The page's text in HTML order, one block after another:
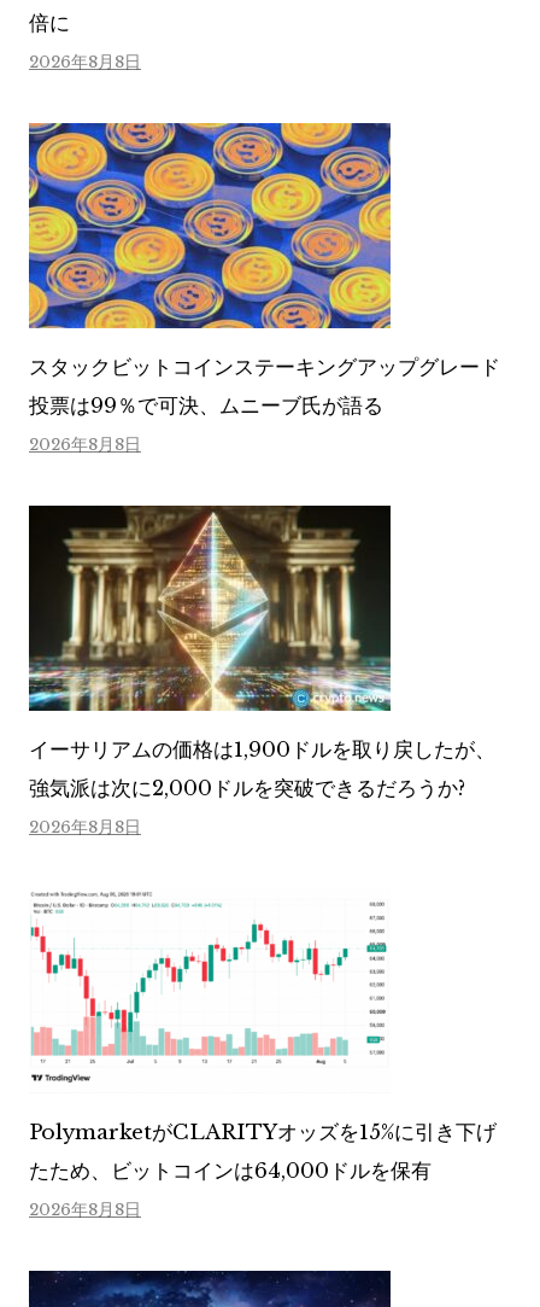
倍に
2026年8月8日
スタックビットコインステーキングアップグレード
投票は99％で可決、ムニーブ氏が語る
2026年8月8日
イーサリアムの価格は1,900ドルを取り戻したが、
強気派は次に2,000ドルを突破できるだろうか?
2026年8月8日
PolymarketがCLARITYオッズを15%に引き下げ
たため、ビットコインは64,000ドルを保有
2026年8月8日